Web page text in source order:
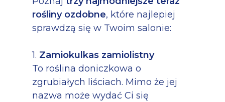
rośliny ozdobne, które najlepiej
sprawdzą się w Twoim salonie:
1. Zamiokulkas zamiolistny
To roślina doniczkowa o
zgrubiałych liściach. Mimo że jej
nazwa może wydać Ci się